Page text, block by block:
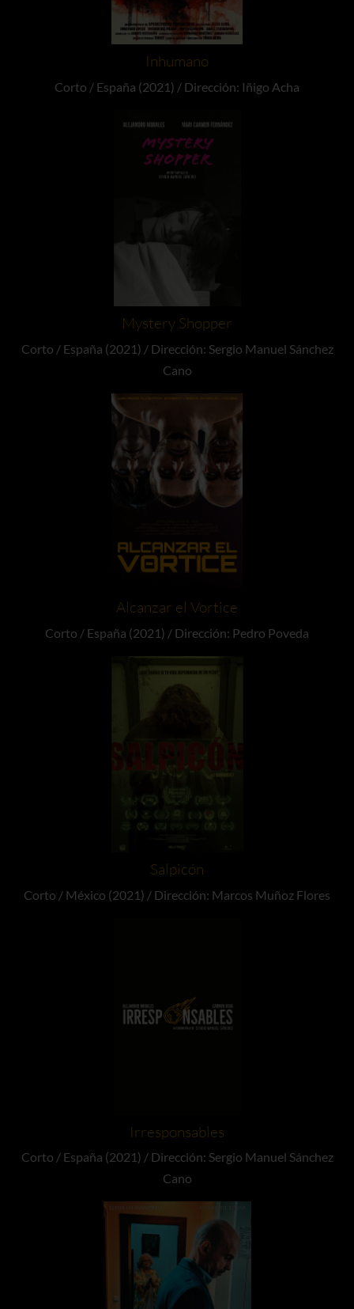
Inhumano
Corto / España (2021) / Dirección: Iñigo Acha
Mystery Shopper
Corto / España (2021) / Dirección: Sergio Manuel Sánchez
Cano
Alcanzar el Vortice
Corto / España (2021) / Dirección: Pedro Poveda
Salpicón
Corto / México (2021) / Dirección: Marcos Muñoz Flores
Irresponsables
Corto / España (2021) / Dirección: Sergio Manuel Sánchez
Cano